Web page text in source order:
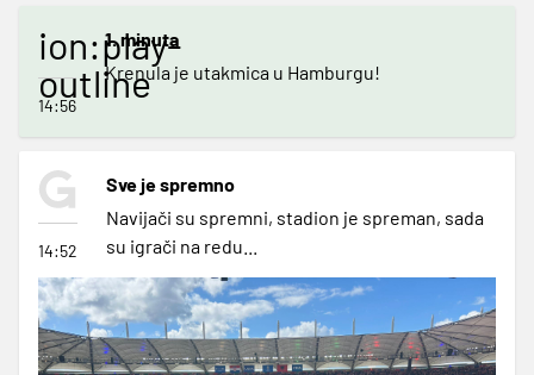
ion:play-
outline
14:56
1. minuta
Krenula je utakmica u Hamburgu!
14:52
Sve je spremno
Navijači su spremni, stadion je spreman, sada
su igrači na redu...